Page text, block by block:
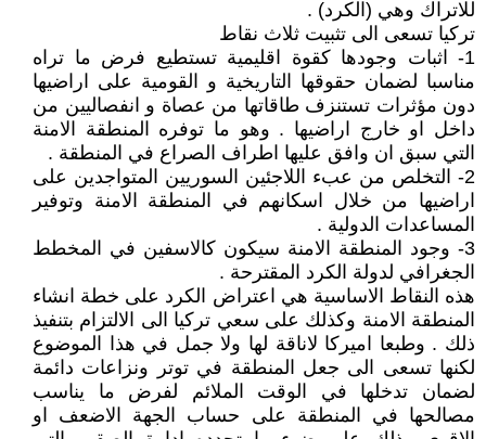
للاتراك وهي (الكرد) .
تركيا تسعى الى تثبيت ثلاث نقاط
1- اثبات وجودها كقوة اقليمية تستطيع فرض ما تراه
مناسبا لضمان حقوقها التاريخية و القومية على اراضيها
دون مؤثرات تستنزف طاقاتها من عصاة و انفصاليين من
داخل او خارج اراضيها . وهو ما توفره المنطقة الامنة
التي سبق ان وافق عليها اطراف الصراع في المنطقة .
2- التخلص من عبء اللاجئين السوريين المتواجدين على
اراضيها من خلال اسكانهم في المنطقة الامنة وتوفير
المساعدات الدولية .
3- وجود المنطقة الامنة سيكون كالاسفين في المخطط
الجغرافي لدولة الكرد المقترحة .
هذه النقاط الاساسية هي اعتراض الكرد على خطة انشاء
المنطقة الامنة وكذلك على سعي تركيا الى الالتزام بتنفيذ
ذلك . وطبعا اميركا لاناقة لها ولا جمل في هذا الموضوع
لكنها تسعى الى جعل المنطقة في توتر ونزاعات دائمة
لضمان تدخلها في الوقت الملائم لفرض ما يناسب
مصالحها في المنطقة على حساب الجهة الاضعف او